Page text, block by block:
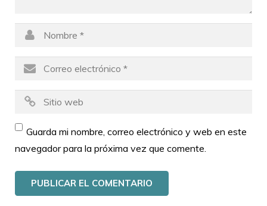
Guarda mi nombre, correo electrónico y web en este
navegador para la próxima vez que comente.